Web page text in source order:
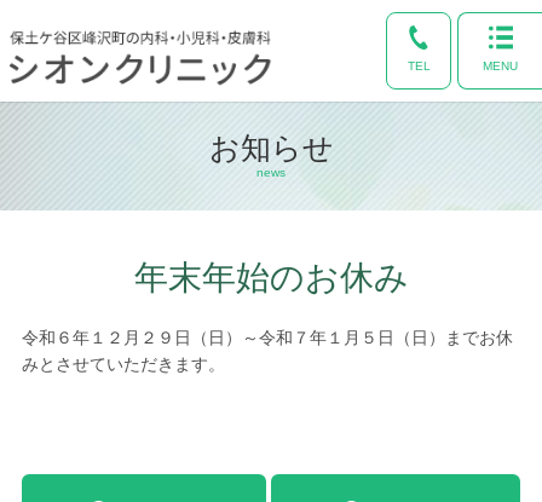
TEL MENU
お知らせ
news
年末年始のお休み
令和６年１２月２９日（日）～令和７年１月５日（日）までお休
みとさせていただきます。